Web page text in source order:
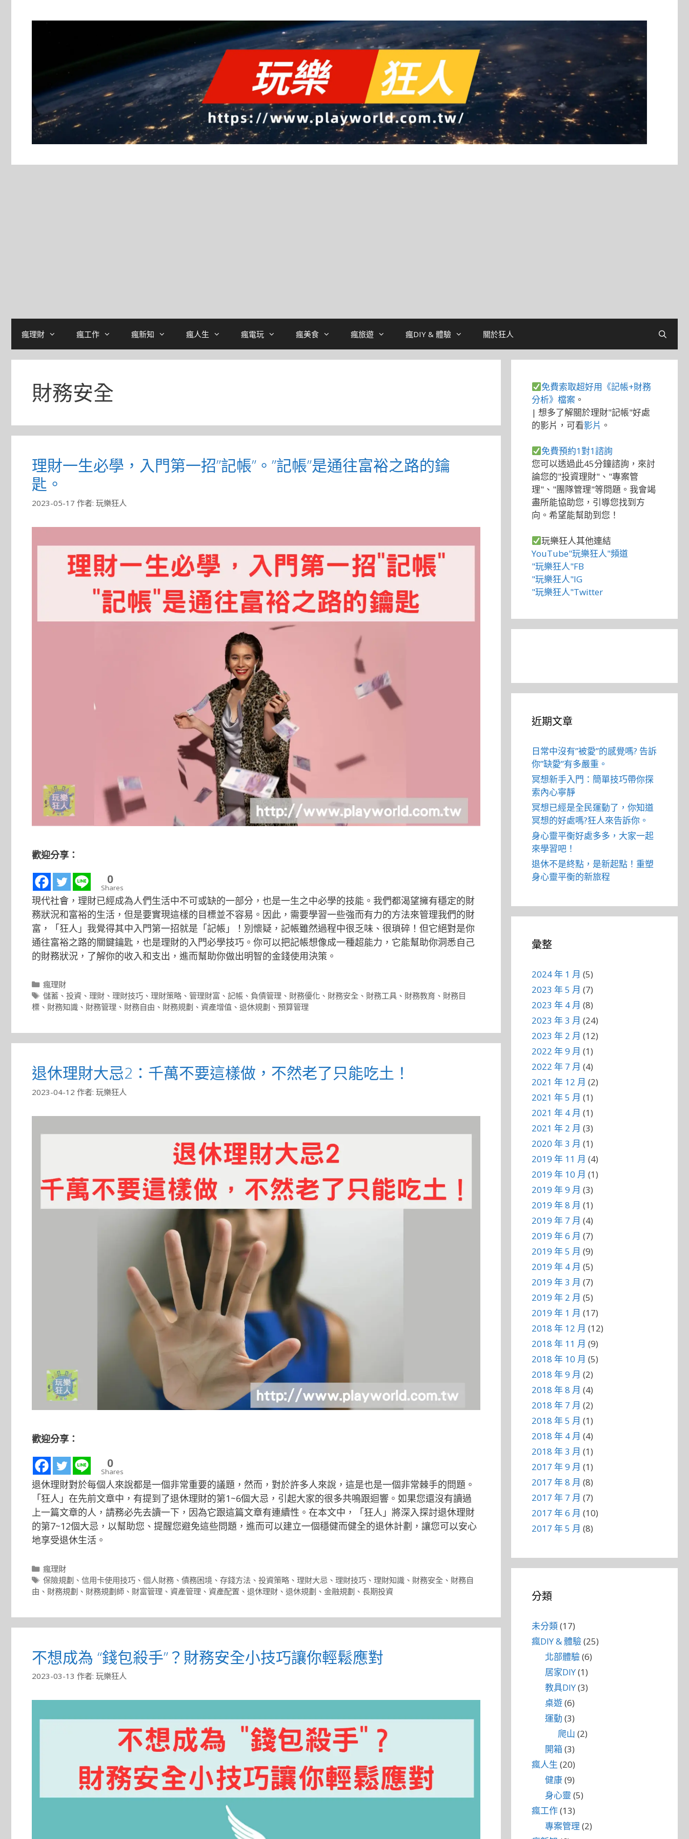
瘋理財 瘋工作 瘋新知 瘋人生 瘋電玩 瘋美食 瘋旅遊 瘋DIY & 體驗 關於狂人
財務安全
理財一生必學，入門第一招”記帳”。”記帳”是通往富裕之路的鑰
匙。
2023-05-17 作者: 玩樂狂人
歡迎分享：
0
Shares
現代社會，理財已經成為人們生活中不可或缺的一部分，也是一生之中必學的技能。我們都渴望擁有穩定的財
務狀況和富裕的生活，但是要實現這樣的目標並不容易。因此，需要學習一些強而有力的方法來管理我們的財
富，「狂人」我覺得其中入門第一招就是「記帳」！別懷疑，記帳雖然過程中很乏味、很瑣碎！但它絕對是你
通往富裕之路的關鍵鑰匙，也是理財的入門必學技巧。你可以把記帳想像成一種超能力，它能幫助你洞悉自己
的財務狀況，了解你的收入和支出，進而幫助你做出明智的金錢使用決策。
分
類
瘋理財
標
籤
儲蓄 、投資 、理財 、理財技巧 、理財策略 、管理財富 、記帳 、 負債管理 、 財務優化 、 財務安全 、 財務工具 、 財務教育 、 財務目
標 、 財務知識 、 財務管理 、 財務自由 、 財務規劃 、 資產增值 、 退休規劃 、 預算管理
退休理財大忌2：千萬不要這樣做，不然老了只能吃土！
2023-04-12 作者: 玩樂狂人
歡迎分享：
0
Shares
退休理財對於每個人來說都是一個非常重要的議題，然而，對於許多人來說，這是也是一個非常棘手的問題。
「狂人」在先前文章中，有提到了退休理財的第1~6個大忌，引起大家的很多共鳴跟迴響。如果您還沒有讀過
上一篇文章的人，請務必先去讀一下，因為它跟這篇文章有連續性。在本文中，「狂人」將深入探討退休理財
的第7~12個大忌，以幫助您、提醒您避免這些問題，進而可以建立一個穩健而健全的退休計劃，讓您可以安心
地享受退休生活。
分
類
瘋理財
標
籤
保險規劃 、信用卡使用技巧 、個人財務 、債務困境 、存錢方法 、投資策略 、理財大忌 、理財技巧 、理財知識 、 財務安全 、 財務自
由 、 財務規劃 、 財務規劃師 、 財富管理 、 資產管理 、 資產配置 、 退休理財 、 退休規劃 、 金融規劃 、 長期投資
不想成為 “錢包殺手”？財務安全小技巧讓你輕鬆應對
2023-03-13 作者: 玩樂狂人
免費索取超好用《記帳+財務
分析》檔案 。
| 想多了解關於理財"記帳"好處
的影片，可看影片 。
免費預約1對1諮詢
您可以透過此45分鐘諮詢，來討
論您的"投資理財"、"專案管
理"、"團隊管理"等問題。我會竭
盡所能協助您，引導您找到方
向。希望能幫助到您！
玩樂狂人其他連結
YouTube"玩樂狂人"頻道
"玩樂狂人"FB
"玩樂狂人"IG
"玩樂狂人"Twitter
近期文章
日常中沒有”被愛”的感覺嗎? 告訴
你”缺愛”有多嚴重。
冥想新手入門：簡單技巧帶你探
索內心寧靜
冥想已經是全民運動了，你知道
冥想的好處嗎?狂人來告訴你。
身心靈平衡好處多多，大家一起
來學習吧！
退休不是終點，是新起點！重塑
身心靈平衡的新旅程
彙整
2024 年 1 月 (5)
2023 年 5 月 (7)
2023 年 4 月 (8)
2023 年 3 月 (24)
2023 年 2 月 (12)
2022 年 9 月 (1)
2022 年 7 月 (4)
2021 年 12 月 (2)
2021 年 5 月 (1)
2021 年 4 月 (1)
2021 年 2 月 (3)
2020 年 3 月 (1)
2019 年 11 月 (4)
2019 年 10 月 (1)
2019 年 9 月 (3)
2019 年 8 月 (1)
2019 年 7 月 (4)
2019 年 6 月 (7)
2019 年 5 月 (9)
2019 年 4 月 (5)
2019 年 3 月 (7)
2019 年 2 月 (5)
2019 年 1 月 (17)
2018 年 12 月 (12)
2018 年 11 月 (9)
2018 年 10 月 (5)
2018 年 9 月 (2)
2018 年 8 月 (4)
2018 年 7 月 (2)
2018 年 5 月 (1)
2018 年 4 月 (4)
2018 年 3 月 (1)
2017 年 9 月 (1)
2017 年 8 月 (8)
2017 年 7 月 (7)
2017 年 6 月 (10)
2017 年 5 月 (8)
分類
未分類(17)
瘋DIY & 體驗(25)
北部體驗(6)
居家DIY(1)
教具DIY(3)
桌遊(6)
運動 (3)
爬山 (2)
開箱(3)
瘋人生 (20)
健康(9)
身心靈 (5)
瘋工作(13)
專案管理 (2)